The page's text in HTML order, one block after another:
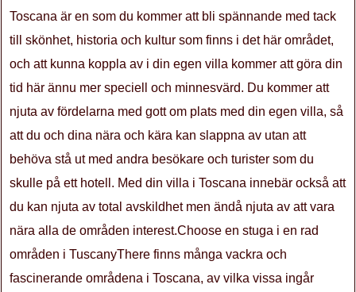
Toscana är en som du kommer att bli spännande med tack
till skönhet, historia och kultur som finns i det här området,
och att kunna koppla av i din egen villa kommer att göra din
tid här ännu mer speciell och minnesvärd. Du kommer att
njuta av fördelarna med gott om plats med din egen villa, så
att du och dina nära och kära kan slappna av utan att
behöva stå ut med andra besökare och turister som du
skulle på ett hotell. Med din villa i Toscana innebär också att
du kan njuta av total avskildhet men ändå njuta av att vara
nära alla de områden interest.Choose en stuga i en rad
områden i TuscanyThere finns många vackra och
fascinerande områdena i Toscana, av vilka vissa ingår